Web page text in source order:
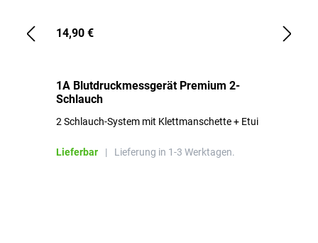
14,90 €
1A Blutdruckmessgerät Premium 2-
Schlauch
2 Schlauch-System mit Klettmanschette + Etui
Lieferbar | Lieferung in 1-3 Werktagen.